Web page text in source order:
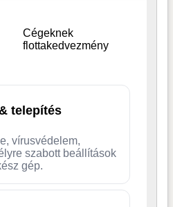
Cégeknek
flottakedvezmény
telepítés
vírusvédelem,
szabott beállítások
gép.